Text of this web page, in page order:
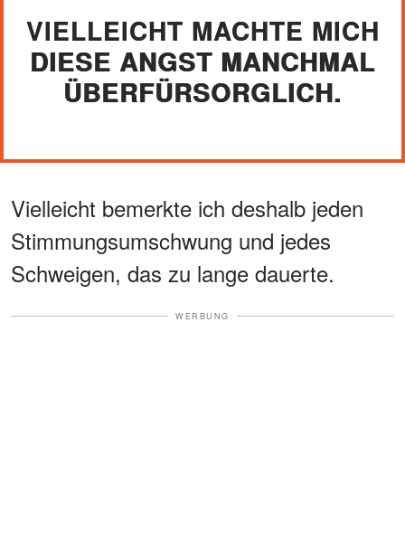
VIELLEICHT MACHTE MICH
DIESE ANGST MANCHMAL
ÜBERFÜRSORGLICH.
Vielleicht bemerkte ich deshalb jeden
Stimmungsumschwung und jedes
Schweigen, das zu lange dauerte.
WERBUNG